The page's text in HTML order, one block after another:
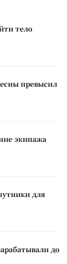
тело
превысил
экипажа
для
до